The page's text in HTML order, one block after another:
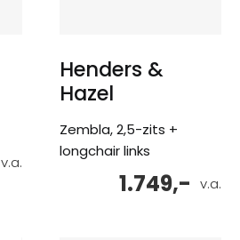
v.a.
Henders &
Hazel
Zembla, 2,5-zits +
longchair links
v.a.
1.749,-